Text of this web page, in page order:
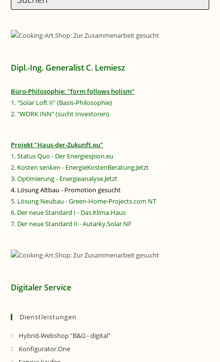
Dipl.-Ing. Generalist C. Lemiesz
Büro-Philosophie: "form follows holism"
1. "Solar Loft II" (Basis-Philosophie)
2. "WORK INN" (sucht Investoren)
Projekt "Haus-der-Zukunft.eu"
1. Status Quo - Der Energiespion.eu
2. Kosten senken - EnergieKostenBeratung.Jetzt
3. Optimierung - Energieanalyse.Jetzt
4. Lösung Altbau - Promotion gesucht
5. Lösung Neubau - Green-Home-Projects.com NT
6. Der neue Standard I - Das.Klima.Haus
7. Der neue Standard II - Autarky.Solar NF
Digitaler Service
Dienstleistungen
Hybrid-Webshop "B&G - digital"
Konfigurator.One